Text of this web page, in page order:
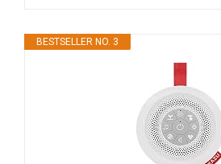
BESTSELLER NO. 3